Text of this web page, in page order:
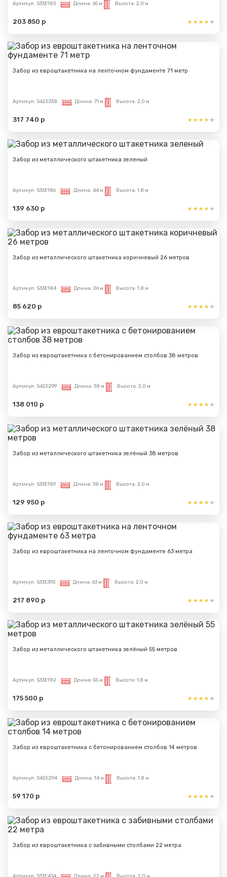
Артикул: S33E183 Длина: 65 м Высота: 2,0 м
203 850 р
Забор из евроштакетника на ленточном фундаменте 71 метр
Артикул: S42E338 Длина: 71 м Высота: 2,0 м
317 740 р
Забор из металлического штакетника зеленый
Артикул: S33E186 Длина: 44 м Высота: 1,8 м
139 630 р
Забор из металлического штакетника коричневый 26 метров
Артикул: S33E184 Длина: 26 м Высота: 1,8 м
85 620 р
Забор из евроштакетника с бетонированием столбов 38 метров
Артикул: S42E299 Длина: 38 м Высота: 2,0 м
138 010 р
Забор из металлического штакетника зелёный 38 метров
Артикул: S33E189 Длина: 38 м Высота: 2,0 м
129 950 р
Забор из евроштакетника на ленточном фундаменте 63 метра
Артикул: S33E393 Длина: 63 м Высота: 2,0 м
217 890 р
Забор из металлического штакетника зелёный 55 метров
Артикул: S33E182 Длина: 55 м Высота: 1,8 м
175 500 р
Забор из евроштакетника с бетонированием столбов 14 метров
Артикул: S42E294 Длина: 14 м Высота: 1,8 м
59 170 р
Забор из евроштакетника с забивными столбами 22 метра
отправлено
Спасибо за обращение, наш специалист свяжется с
Вами.